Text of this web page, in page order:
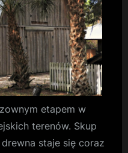
etapem w
terenów. Skup
staje się coraz